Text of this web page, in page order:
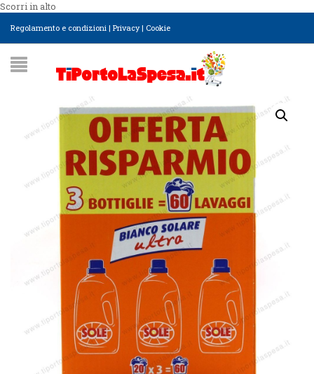
Scorri in alto
Regolamento e condizioni | Privacy| Cookie